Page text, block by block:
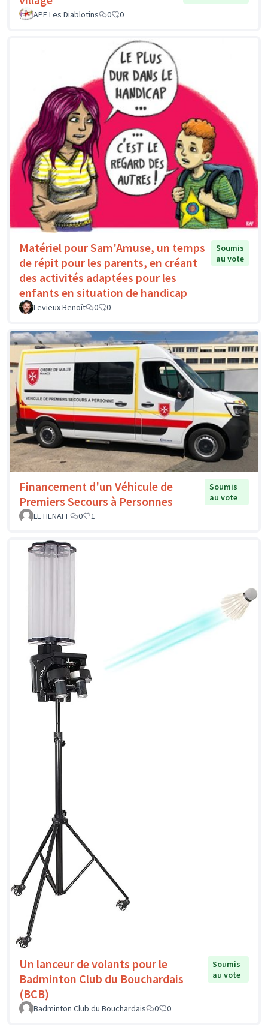
APE Les Diablotins
0 0
Matériel pour Sam'Amuse, un temps
de répit pour les parents, en créant
des activités adaptées pour les
enfants en situation de handicap
Soumis
au vote
Levieux Benoît 0 0
Financement d'un Véhicule de
Premiers Secours à Personnes
Soumis
au vote
LE HENAFF
0 1
Un lanceur de volants pour le
Badminton Club du Bouchardais
(BCB)
Soumis
au vote
Badminton Club du Bouchardais 0 0